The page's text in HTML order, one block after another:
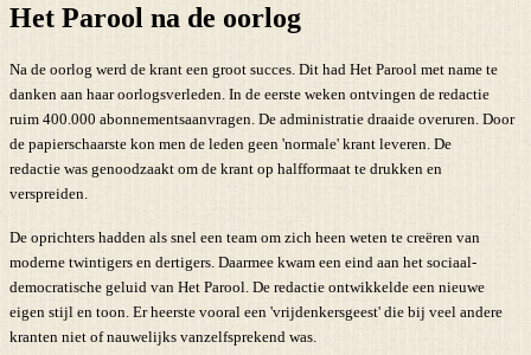
Het Parool na de oorlog
Na de oorlog werd de krant een groot succes. Dit had Het Parool met name te
danken aan haar oorlogsverleden. In de eerste weken ontvingen de redactie
ruim 400.000 abonnementsaanvragen. De administratie draaide overuren. Door
de papierschaarste kon men de leden geen 'normale' krant leveren. De
redactie was genoodzaakt om de krant op halfformaat te drukken en
verspreiden.
De oprichters hadden als snel een team om zich heen weten te creëren van
moderne twintigers en dertigers. Daarmee kwam een eind aan het sociaal-
democratische geluid van Het Parool. De redactie ontwikkelde een nieuwe
eigen stijl en toon. Er heerste vooral een 'vrijdenkersgeest' die bij veel andere
kranten niet of nauwelijks vanzelfsprekend was.